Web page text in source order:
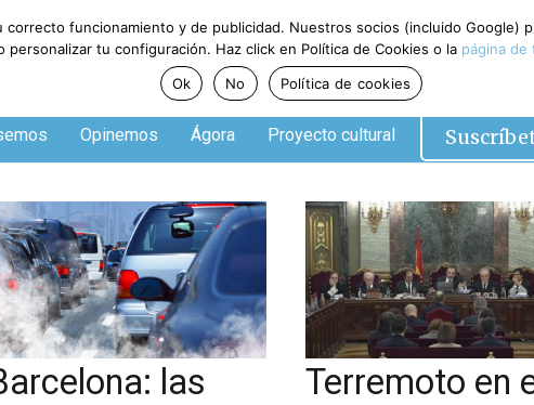
Opinemos Ágora Proyecto cultural
las
Terremoto en
correcto funcionamiento y de publicidad. Nuestros socios (incluido
personalizar tu configuración. Haz click en Política de Cookies o la página de
Ok
No Política de cookies